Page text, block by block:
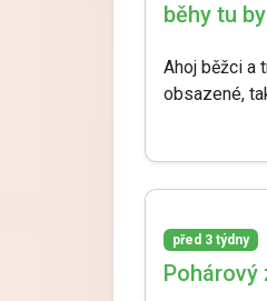
běhy tu
Ahoj běžci a
obsazené,
před 3 týdny